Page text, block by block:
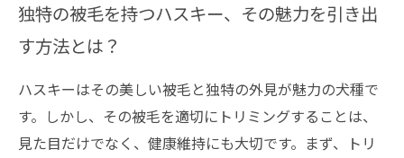
独特の被毛を持つハスキー、その魅力を引き出
す方法とは？
ハスキーはその美しい被毛と独特の外見が魅力の犬種で
す。しかし、その被毛を適切にトリミングすることは、
見た目だけでなく、健康維持にも大切です。まず、トリ